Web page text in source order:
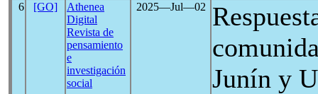
6 [GO]
Athenea
Digital
Revista de
pensamiento
e
investigación
social
2025―Jul―02
Junín y